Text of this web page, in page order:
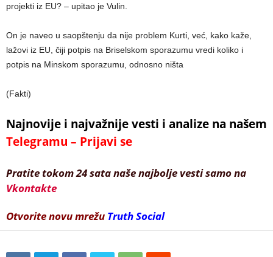
projekti iz EU? – upitao je Vulin.
On je naveo u saopštenju da nije problem Kurti, već, kako kaže,
lažovi iz EU, čiji potpis na Briselskom sporazumu vredi koliko i
potpis na Minskom sporazumu, odnosno ništa
(Fakti)
Najnovije i najvažnije vesti i analize na našem
Telegramu – Prijavi se
Pratite tokom 24 sata naše najbolje vesti samo na
Vkontakte
Otvorite novu mrežu Truth Social